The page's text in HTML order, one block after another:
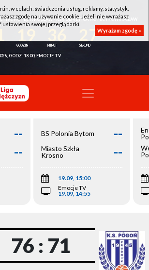
HOTEL WROCŁAW - KSK QEMETICA NOTEĆ INOWROCŁAW
26
GODZ. 18:00, EMOCJE TV
--
--
BS Polonia Bytom --
Miasto Szkła
Krosno
--
19.09, 15:00
Emocje TV
19.09, 14:55
76 : 71
w celach: świadczenia usług, reklamy, statystyk.
zgodę na używanie cookie. Jeżeli nie wyrażasz
ustawienia swojej przeglądarki.
Wyrażam zgodę »